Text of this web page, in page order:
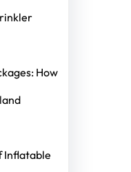
How
Inflatable